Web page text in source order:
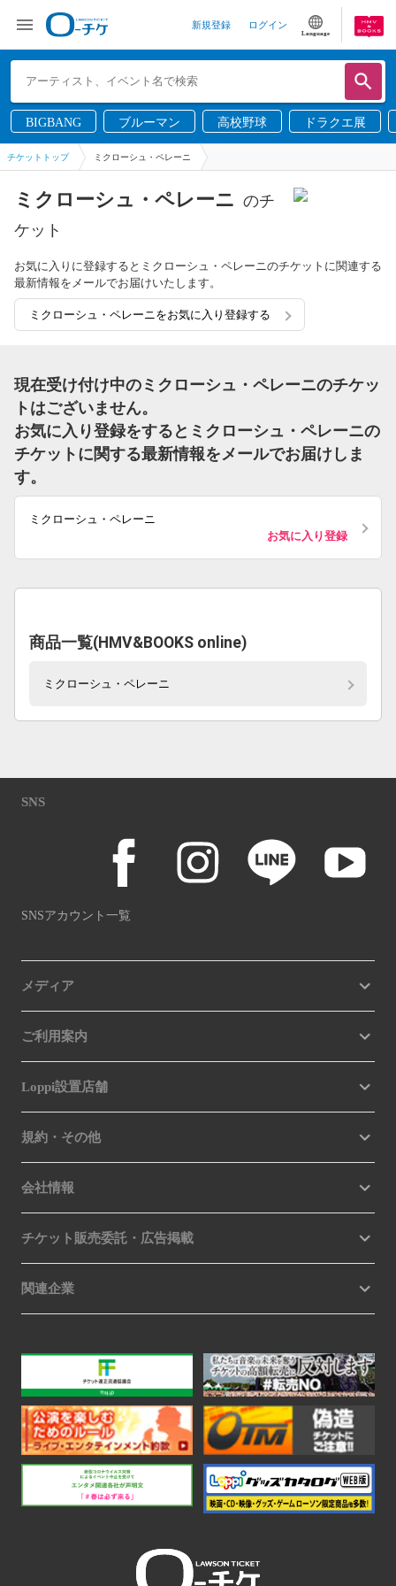
新規登録 ログイン
Language
BIGBANG ブルーマン 高校野球 ドラクエ展
チケットトップ ミクローシュ・ペレーニ
ミクローシュ・ペレーニ のチ
ケット
お気に入りに登録するとミクローシュ・ペレーニのチケットに関連する
最新情報をメールでお届けいたします。
ミクローシュ・ペレーニをお気に入り登録する
現在受け付け中のミクローシュ・ペレーニのチケッ
トはございません。
お気に入り登録をするとミクローシュ・ペレーニの
チケットに関する最新情報をメールでお届けしま
す。
ミクローシュ・ペレーニ
お気に入り登録
商品一覧(HMV&BOOKS online)
ミクローシュ・ペレーニ
SNS
SNSアカウント一覧
メディア
ご利用案内
Loppi設置店舗
規約・その他
会社情報
チケット販売委託・広告掲載
関連企業